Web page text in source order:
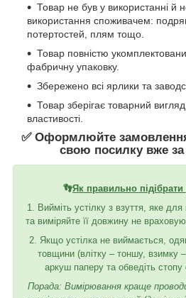
Товар не був у використанні й
використання споживачем:
потертостей, плям тощо.
Товар повністю
фабричну упаковку.
Збережено всі ярлики та
Товар зберігає товарний вигляд
властивості.
✅ Оформлюйте
свою посилку вже за
👣Як правильно підібрати
1. Вийміть устілку з взуття, яке
та виміряйте її довжину не
2. Якщо устілка не виймається,
товщини (влітку – тоншу, взимку
аркуш паперу та обведіть
Порада: Вимірювання краще